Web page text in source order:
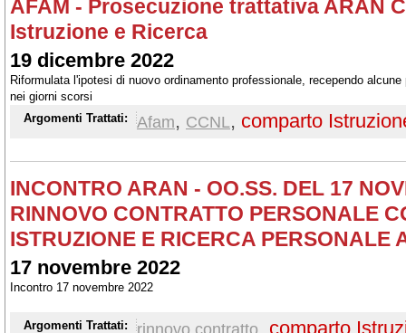
AFAM - Prosecuzione trattativa ARAN
Istruzione e Ricerca
19 dicembre 2022
Riformulata l'ipotesi di nuovo ordinamento professionale, recependo
nei giorni scorsi
Argomenti Trattati:
Afam, CCNL, comparto
INCONTRO ARAN - OO.SS. DEL 17
RINNOVO CONTRATTO PERSONALE
ISTRUZIONE E RICERCA PERSONALE
17 novembre 2022
Incontro 17 novembre 2022
Argomenti Trattati: rinnovo contratto, comparto